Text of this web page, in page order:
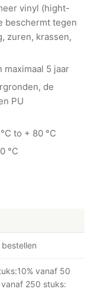
vinyl (hight-
beschermt tegen
zuren, krassen,
maximaal 5 jaar
de
PU
to + 80 °C
°C
vanaf 50
vanaf 250 stuks: